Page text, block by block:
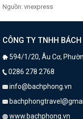
Nguồn: vnexpress
CÔNG TY TNHH BÁCH
594/1/20, Âu Cơ,
0286 278 2768
info@bachphong.vn
www.bachphong.vn